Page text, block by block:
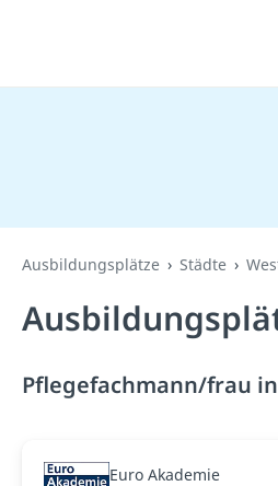
Ausbildungsplätze Städte
Pflegefachmann/frau
Euro Akademie